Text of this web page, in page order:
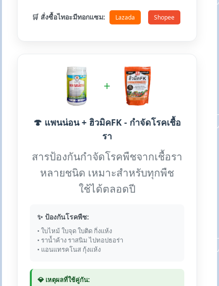
🛒 สั่งซื้อไทอะมีทอกแซม: Lazada Shopee
+
🍄 แพนน่อน + ฮิวมิคFK - กำจัดโรคเชื้อ
รา
สารป้องกันกำจัดโรคพืชจากเชื้อรา
หลายชนิด เหมาะสำหรับทุกพืช
ใช้ได้ตลอดปี
✨ ป้องกันโรคพืช:
• ใบไหม้ ใบจุด ใบติด กิ่งแห้ง
• ราน้ำค้าง ราสนิม ไปทอปธอร่า
• แอนแทรคโนส กุ้งแห้ง
💎 เหตุผลที่ใช้คู่กัน: